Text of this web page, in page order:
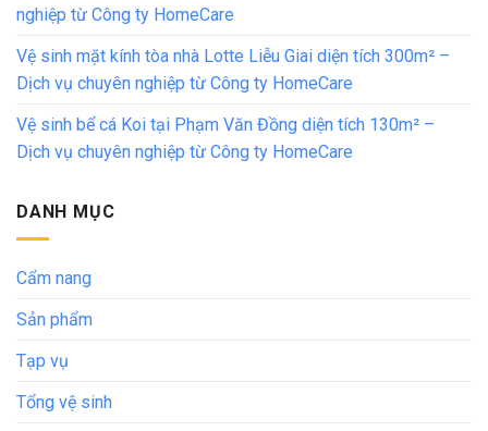
nghiệp từ Công ty HomeCare
Vệ sinh mặt kính tòa nhà Lotte Liễu Giai diện tích 300m² –
Dịch vụ chuyên nghiệp từ Công ty HomeCare
Vệ sinh bể cá Koi tại Phạm Văn Đồng diện tích 130m² –
Dịch vụ chuyên nghiệp từ Công ty HomeCare
DANH MỤC
Cẩm nang
Sản phẩm
Tạp vụ
Tổng vệ sinh